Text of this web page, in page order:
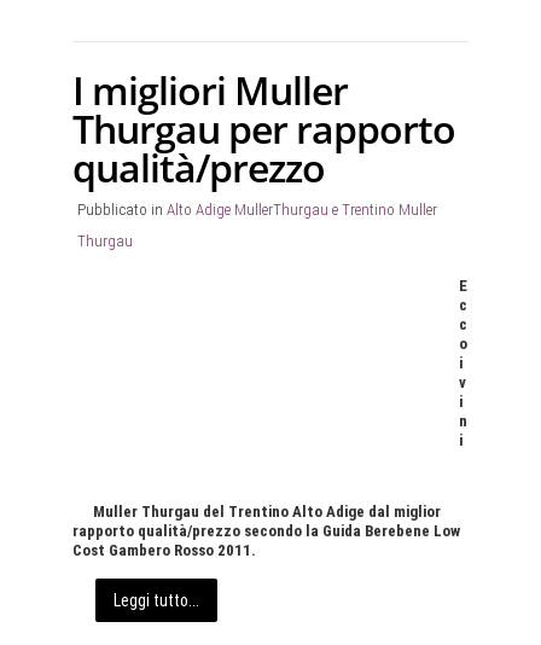
I migliori Muller
Thurgau per rapporto
qualità/prezzo
Pubblicato in Alto Adige MullerThurgau e Trentino Muller
Thurgau
E
c
c
o
i
v
i
n
i
Muller Thurgau del Trentino Alto Adige dal miglior
rapporto qualità/prezzo secondo la Guida Berebene Low
Cost Gambero Rosso 2011.
Leggi tutto...